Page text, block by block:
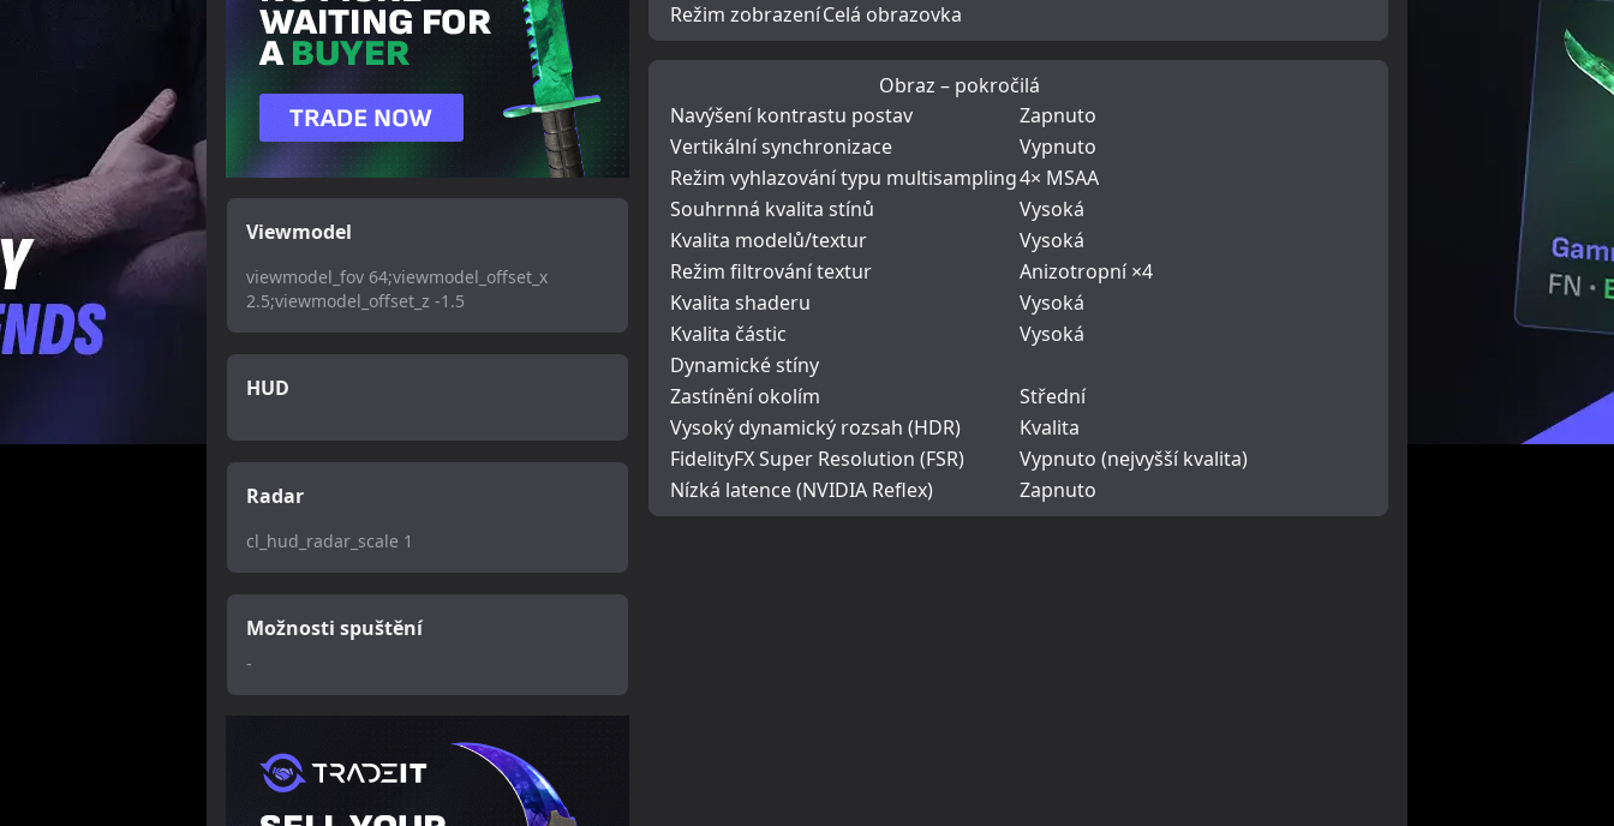
Viewmodel
viewmodel_fov 64;viewmodel_offset_x
2.5;viewmodel_offset_z -1.5
HUD
Radar
cl_hud_radar_scale 1
Možnosti spuštění
-
Režim zobrazeníCelá obrazovka
Obraz – pokročilá
Navýšení kontrastu postav
Zapnuto
Vertikální synchronizace
Vypnuto
Režim vyhlazování typu multisampling4× MSAA
Souhrnná kvalita stínů
Vysoká
Kvalita modelů/textur
Vysoká
Režim filtrování textur
Anizotropní ×4
Kvalita shaderu
Vysoká
Kvalita částic
Vysoká
Dynamické stíny
Zastínění okolím
Střední
Vysoký dynamický rozsah (HDR)
Kvalita
FidelityFX Super Resolution (FSR)
Vypnuto (nejvyšší kvalita)
Nízká latence (NVIDIA Reflex)
Zapnuto